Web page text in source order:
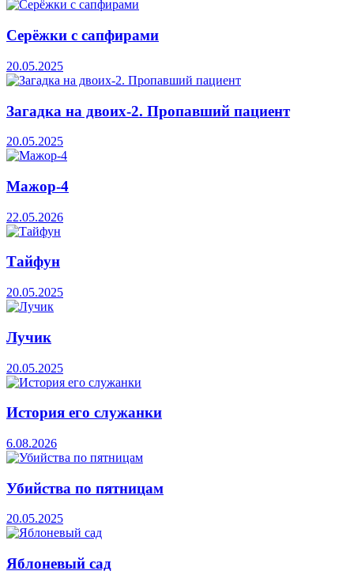
Серёжки с сапфирами
20.05.2025
Загадка на двоих-2. Пропавший пациент
20.05.2025
Мажор-4
22.05.2026
Тайфун
20.05.2025
Лучик
20.05.2025
История его служанки
6.08.2026
Убийства по пятницам
20.05.2025
Яблоневый сад